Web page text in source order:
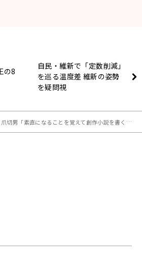
の8
自民・維新で「定数削減」
を巡る温度差 維新の姿勢
を疑問視
爪切男「素直になることを覚えて創作小説を書くことができた」